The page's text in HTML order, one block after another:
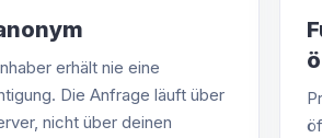
erhält nie eine
Die Anfrage läuft über
nicht über deinen